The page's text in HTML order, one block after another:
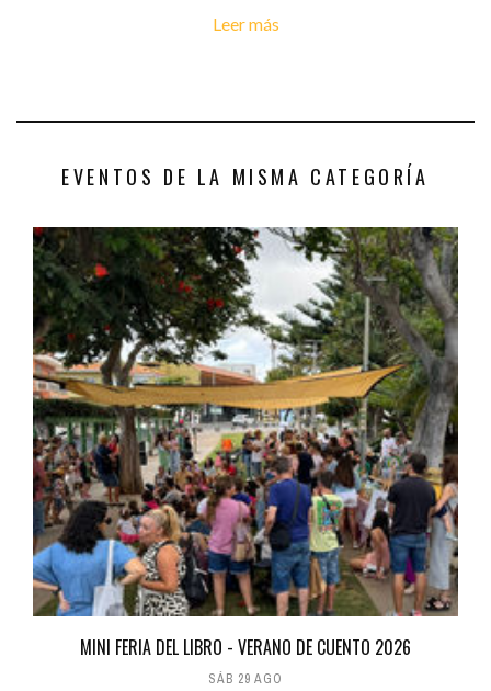
Leer más
EVENTOS DE LA MISMA CATEGORÍA
MINI FERIA DEL LIBRO - VERANO DE CUENTO 2026
SÁB 29 AGO